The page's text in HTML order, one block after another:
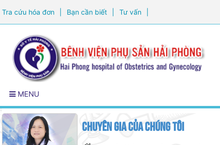
Tra cứu hóa đơn Bạn cần biết Tư vấn
Đăng ký khám sức khỏe
MENU
CHUYÊN GIA CỦA CHÚNG TÔI